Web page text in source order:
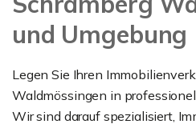
und Umgebung
Legen Sie Ihren
Waldmössingen in
Wir sind darauf spezialisiert,